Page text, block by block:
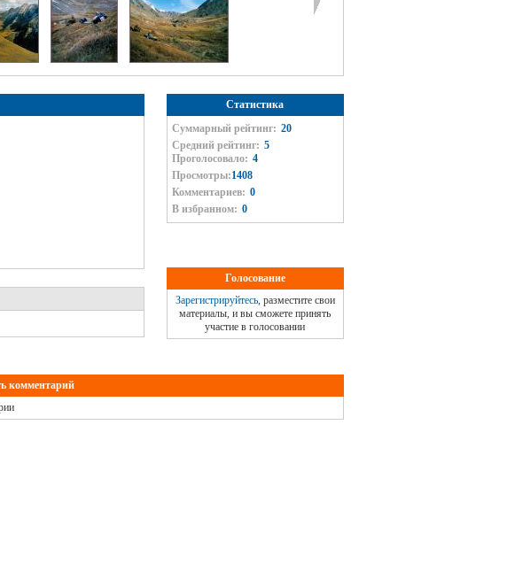
Статистика
Суммарный рейтинг: 20
Средний рейтинг: 5
Проголосовало: 4
Просмотры:1408
Комментариев: 0
В избранном: 0
Голосование
Зарегистрируйтесь, разместите свои
материалы, и вы сможете принять
участие в голосовании
комментарий